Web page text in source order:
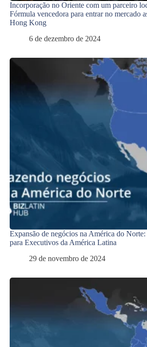
Incorporação no Oriente com um parceiro
Fórmula vencedora para entrar no mercado
Hong Kong
6 de dezembro de 2024
Expansão de negócios na América do
para Executivos da América Latina
29 de novembro de 2024